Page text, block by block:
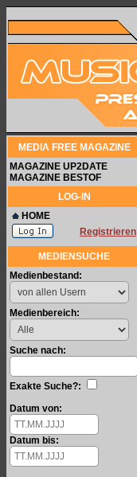
MEDIA FREE MAGAZINE
MAGAZINE UP2DATE
MAGAZINE BESTOF
LOG-IN
HOME
Registrieren
MEDIENSUCHE
Medienbestand:
Medienbereich:
Suche nach:
Exakte Suche?:
Datum von:
Datum bis: